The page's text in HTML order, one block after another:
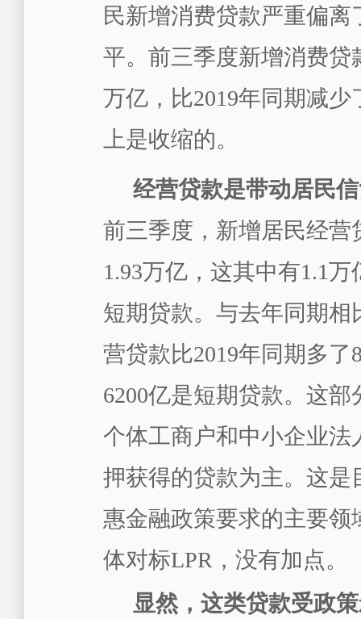
民新增消费贷款严重偏离
平。前三季度新增消费贷
万亿，比2019年同期减少
上是收缩的。
经营贷款是带动居民
前三季度，新增居民经营
1.93万亿，这其中有1.1
短期贷款。与去年同期相
营贷款比2019年同期多了
6200亿是短期贷款。这
个体工商户和中小企业法
押获得的贷款为主。这是
惠金融政策要求的主要领
体对标LPR，没有加点。
显然，这类贷款受政